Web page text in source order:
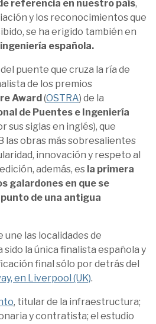
referencia en nuestro país,
y los reconocimientos que
se ha erigido también en
española.
puente que cruza la ría de
de los premios
Award(OSTRA) de la
de Puentes e Ingeniería
sus siglas en inglés), que
las obras más sobresalientes
innovación y respeto al
además, es la primera
galardones en que se
de una antigua
las localidades de
sido la única finalista española y
final sólo por detrás del
en Liverpool (UK).
, titular de la infraestructura;
y contratista; el estudio